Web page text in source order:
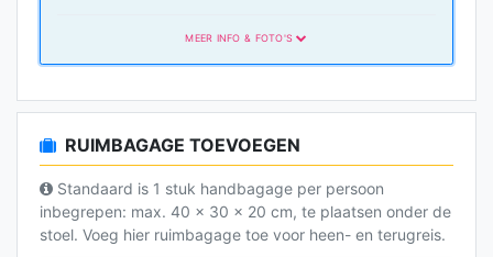
MEER INFO & FOTO'S
Comfort-categorie
RUIMBAGAGE TOEVOEGEN
Standaard is 1 stuk handbagage per persoon
inbegrepen: max. 40 x 30 x 20 cm, te plaatsen onder de
stoel. Voeg hier ruimbagage toe voor heen- en terugreis.